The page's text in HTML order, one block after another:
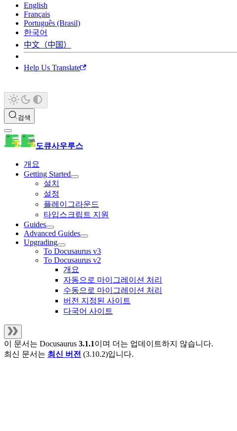
English
Français
Português (Brasil)
한국어
中文（中国）
Help Us Translate
검색
도큐사우루스
개요
Getting Started
설치
설정
플레이그라운드
타입스크립트 지원
Guides
Advanced Guides
Upgrading
To Docusaurus v3
To Docusaurus v2
개요
자동으로 마이그레이션 처리
수동으로 마이그레이션 처리
버전 지정된 사이트
다국어 사이트
이 문서는 Docusaurus 3.1.1이며 더는 업데이트하지 않습니다.
최신 문서는 최신 버전 (3.10.2)입니다.